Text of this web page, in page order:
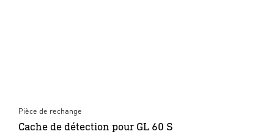
Pièce de rechange
Cache de détection pour GL 60 S